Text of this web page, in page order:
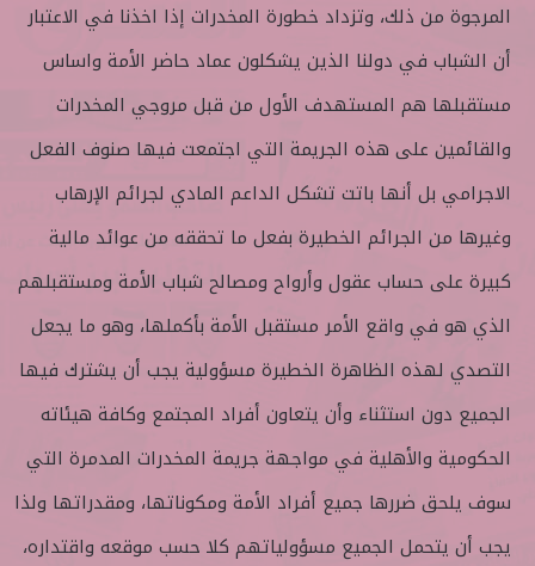
المرجوة من ذلك، وتزداد خطورة المخدرات إذا اخذنا في الاعتبار
أن الشباب في دولنا الذين يشكلون عماد حاضر الأمة واساس
مستقبلها هم المستهدف الأول من قبل مروجي المخدرات
والقائمين على هذه الجريمة التي اجتمعت فيها صنوف الفعل
الاجرامي بل أنها باتت تشكل الداعم المادي لجرائم الإرهاب
وغيرها من الجرائم الخطيرة بفعل ما تحققه من عوائد مالية
كبيرة على حساب عقول وأرواح ومصالح شباب الأمة ومستقبلهم
الذي هو في واقع الأمر مستقبل الأمة بأكملها، وهو ما يجعل
التصدي لهذه الظاهرة الخطيرة مسؤولية يجب أن يشترك فيها
الجميع دون استثناء وأن يتعاون أفراد المجتمع وكافة هيئاته
الحكومية والأهلية في مواجهة جريمة المخدرات المدمرة التي
سوف يلحق ضررها جميع أفراد الأمة ومكوناتها، ومقدراتها ولذا
يجب أن يتحمل الجميع مسؤولياتهم كلا حسب موقعه واقتداره،